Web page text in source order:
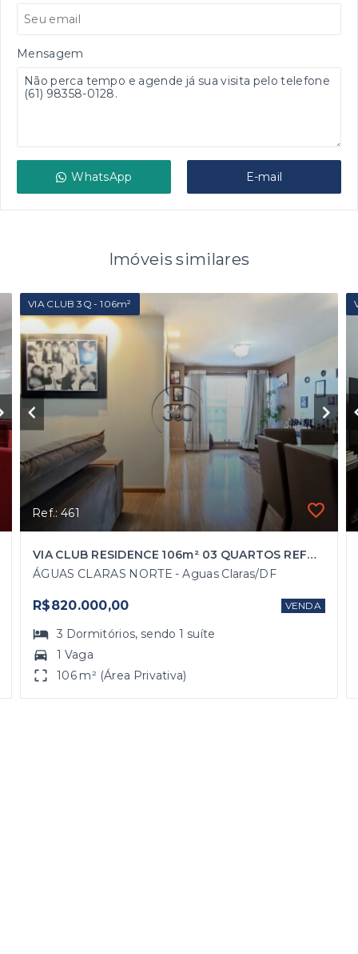
Mensagem
WhatsApp E-mail
Imóveis similares
VIA CLUB 3Q - 106m²
Ref.: 461
VIA CLUB RESIDENCE 106m² 03 QUARTOS REFORMADO COM SUÍTE E 01 VAGA DE GARAGEM
ÁGUAS CLARAS NORTE - Aguas Claras/DF
R$820.000,00 VENDA
3 Dormitórios, sendo1 suíte
1 Vaga
106 m² (Área Privativa)